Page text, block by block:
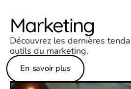
Marketing
Découvrez les dernières
outils du marketing.
En savoir plus